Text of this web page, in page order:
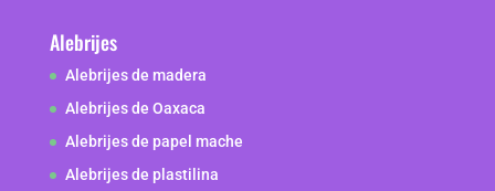
Alebrijes
Alebrijes de madera
Alebrijes de Oaxaca
Alebrijes de papel mache
Alebrijes de plastilina